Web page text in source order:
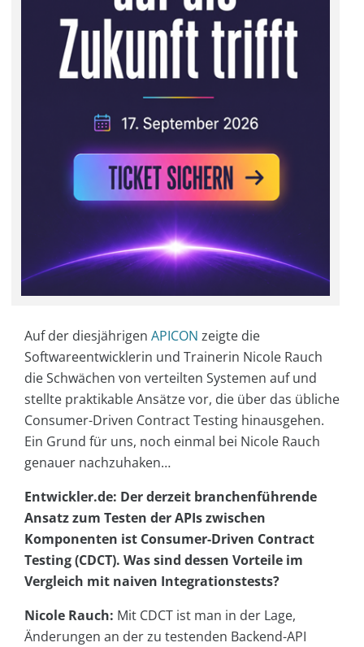
Auf der diesjährigen APICON zeigte die
Softwareentwicklerin und Trainerin Nicole Rauch
die Schwächen von verteilten Systemen auf und
stellte praktikable Ansätze vor, die über das übliche
Consumer-Driven Contract Testing hinausgehen.
Ein Grund für uns, noch einmal bei Nicole Rauch
genauer nachzuhaken…
Entwickler.de: Der derzeit branchenführende
Ansatz zum Testen der APIs zwischen
Komponenten ist Consumer-Driven Contract
Testing (CDCT). Was sind dessen Vorteile im
Vergleich mit naiven Integrationstests?
Nicole Rauch: Mit CDCT ist man in der Lage,
Änderungen an der zu testenden Backend-API